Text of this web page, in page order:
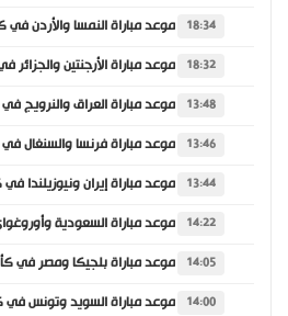
18:34
18:32
13:48
13:46
13:44
14:22
14:05
14:00